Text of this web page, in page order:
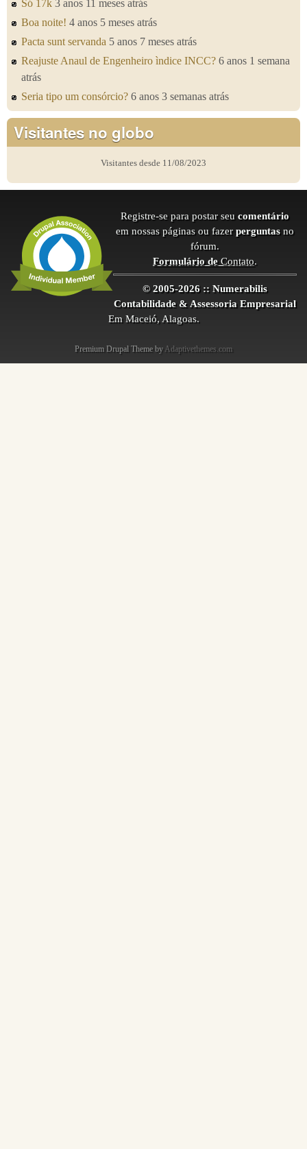
Só 17k 3 anos 11 meses atrás
Boa noite! 4 anos 5 meses atrás
Pacta sunt servanda 5 anos 7 meses atrás
Reajuste Anaul de Engenheiro ìndice INCC? 6 anos 1 semana
atrás
Seria tipo um consórcio? 6 anos 3 semanas atrás
Visitantes no globo
Visitantes desde 11/08/2023
Registre-se para postar seu comentário
em nossas páginas ou fazer perguntas no
fórum.
Formulário deContato.
© 2005-2026 :: Numerabilis
Contabilidade & Assessoria Empresarial
Em Maceió, Alagoas.
Premium Drupal Theme by Adaptivethemes.com